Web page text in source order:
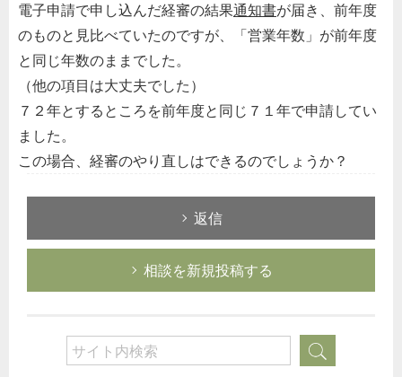
電子申請で申し込んだ経審の結果通知書が届き、前年度
のものと見比べていたのですが、「営業年数」が前年度
と同じ年数のままでした。
（他の項目は大丈夫でした）
７２年とするところを前年度と同じ７１年で申請してい
ました。
この場合、経審のやり直しはできるのでしょうか？
返信
相談を新規投稿する